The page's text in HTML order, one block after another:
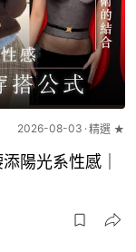
2026-08-03 精選 ★
陽光系性感｜